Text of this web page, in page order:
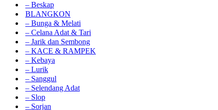
– Beskap
BLANGKON
– Bunga & Melati
– Celana Adat & Tari
– Jarik dan Sembong
– KACE & RAMPEK
– Kebaya
– Lurik
– Sanggul
– Selendang Adat
– Slop
– Sorjan